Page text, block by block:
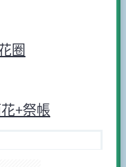
圈
+祭帳